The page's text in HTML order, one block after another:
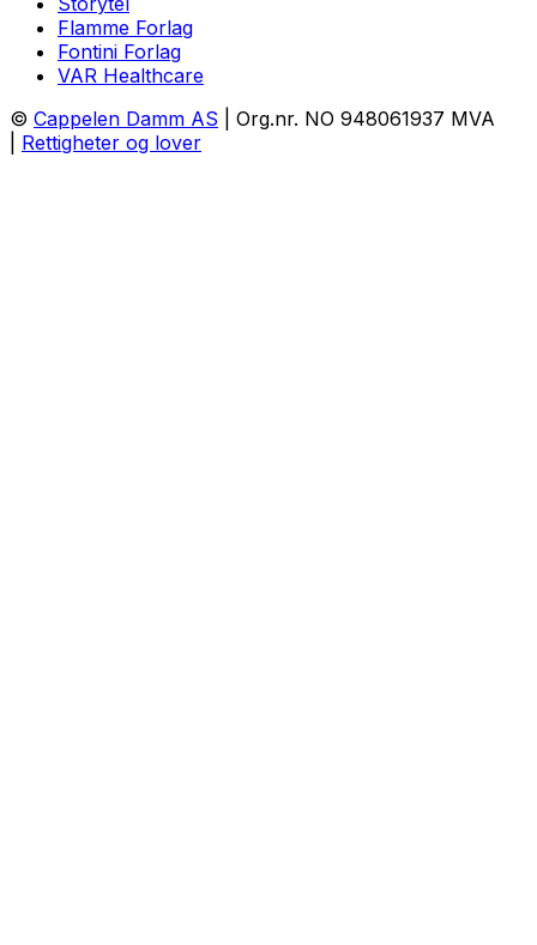
Flamme Forlag
Fontini Forlag
VAR Healthcare
© Cappelen Damm AS | Org.nr. NO 948061937 MVA
Rettigheter og lover